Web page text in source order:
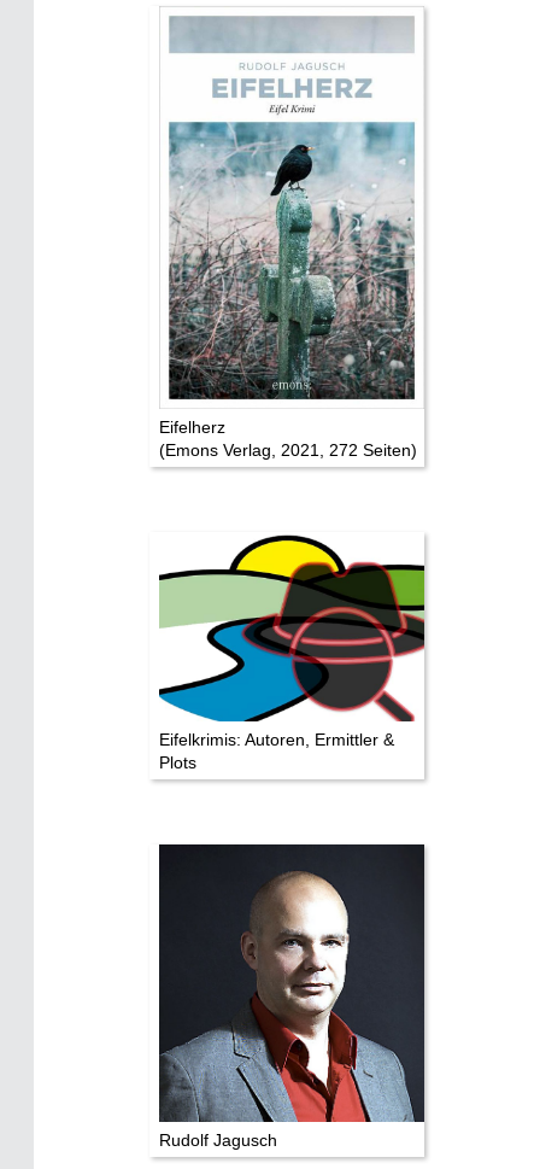
Historie:
Mythen, Märchen & Legenden (2025)
Sightseeing:
Die Eifel entdecken
Eifelevents
Eifelkarte:
Drehorte & Tatorte
Eifelkrimi: Keine Gutenachtgeschichte
Die Autoren
Die Stars:
Wer hat wo gedreht?
Mediathek
Impressum
Eifelherz
(Emons Verlag, 2021, 272 Seiten)
Eifelkrimis: Autoren, Ermittler &
Plots
Rudolf Jagusch